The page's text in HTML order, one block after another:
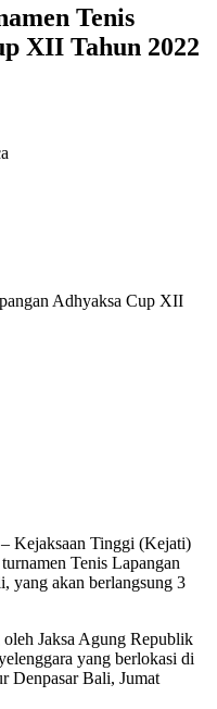
Tenis
XII Tahun 2022
Adhyaksa Cup XII
– Kejaksaan Tinggi (Kejati)
Tenis Lapangan
yang akan berlangsung 3
Jaksa Agung Republik
yang berlokasi di
Denpasar Bali, Jumat